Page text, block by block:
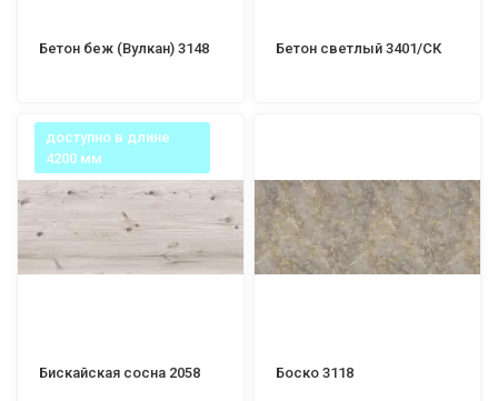
Бетон беж (Вулкан) 3148 Бетон светлый 3401/СК
доступно в длине
4200 мм
Бискайская сосна 2058 Боско 3118